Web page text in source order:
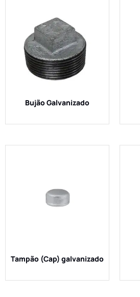
Bujão Galvanizado
Tampão (Cap) galvanizado